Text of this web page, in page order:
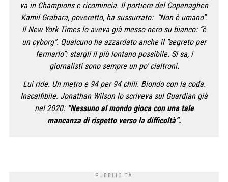
va in Champions e ricomincia. Il portiere del Copenaghen
Kamil Grabara, poveretto, ha sussurrato: “Non è umano”.
Il New York Times lo aveva già messo nero su bianco: “è
un cyborg”. Qualcuno ha azzardato anche il “segreto per
fermarlo”: stargli il più lontano possibile. Si sa, i
giornalisti sono sempre un po’ cialtroni.
Lui ride. Un metro e 94 per 94 chili. Biondo con la coda.
Inscalfibile. Jonathan Wilson lo scriveva sul Guardian già
nel 2020: “Nessuno al mondo gioca con una tale
mancanza di rispetto verso la difficoltà”.